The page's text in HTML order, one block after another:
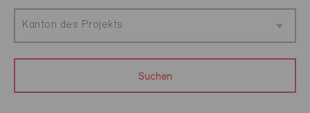
Kanton des Projekts
Suchen